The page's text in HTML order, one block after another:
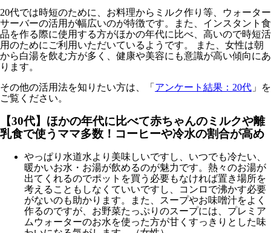
20代では時短のために、お料理からミルク作り等、ウォーター
サーバーの活用が幅広いのが特徴です。また、インスタント食
品を作る際に使用する方がほかの年代に比べ、高いので時短活
用のためにご利用いただいているようです。 また、女性は朝
から白湯を飲む方が多く、健康や美容にも意識が高い傾向にあ
ります。
その他の活用法を知りたい方は、「 アンケート結果：20代 」を
ご覧ください。
【30代】ほかの年代に比べて赤ちゃんのミルクや離
乳食で使うママ多数！コーヒーや冷水の割合が高め
やっぱり水道水より美味しいですし、いつでも冷たい、
暖かいお水・お湯が飲めるのが魅力です。熱々のお湯が
出てくれるのでポットを買う必要もなければ置き場所を
考えることもしなくていいですし、コンロで沸かす必要
がないのも助かります。また、スープやお味噌汁をよく
作るのですが、お野菜たっぷりのスープには、プレミア
ムウォーターのお水を使った方が甘くすっきりとした味